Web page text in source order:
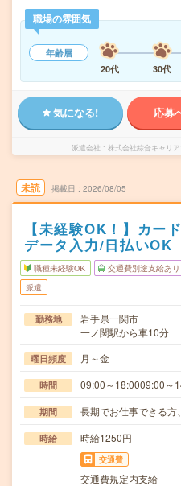
職場の雰囲気
年齢層
20代
30代
気になる! 応募
派遣会社 株式会社綜合キャリ
未読 掲載日 2026/08/05
【未経験OK！】カー
データ入力/日払いOK
職種未経験OK 交通費別途支給あり
派遣
勤務地
岩手県一関市
一ノ関駅から車10分
曜日頻度 月～金
時間 09:00～18:0009:00～
期間 長期でお仕事できる方
時給 時給1250円
交通費
交通費規定内支給